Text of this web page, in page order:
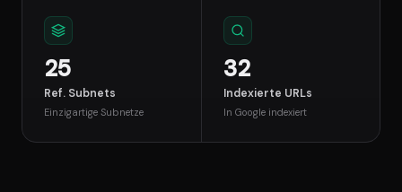
25
Ref. Subnets
Einzigartige Subnetze
32
Indexierte URLs
In Google indexiert